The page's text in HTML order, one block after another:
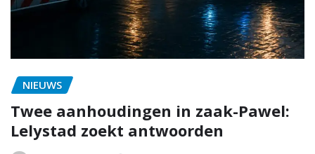
NIEUWS
Twee aanhoudingen in zaak-Pawel:
Lelystad zoekt antwoorden